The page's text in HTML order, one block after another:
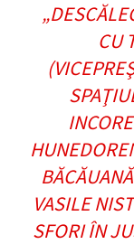
CU
VASILE
SFORI ÎN